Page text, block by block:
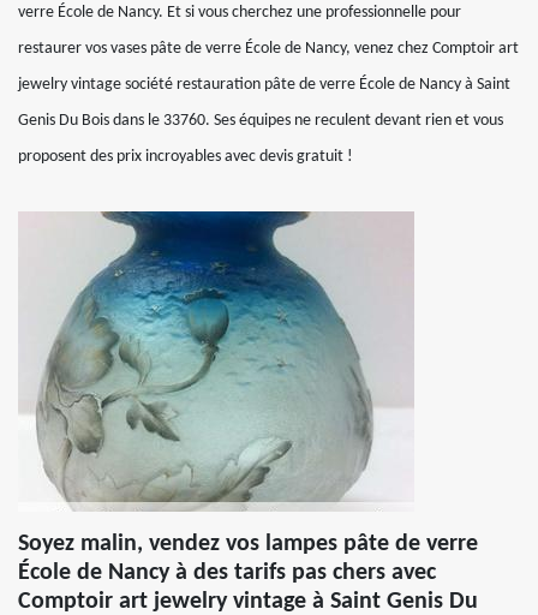
verre École de Nancy. Et si vous cherchez une professionnelle pour
restaurer vos vases pâte de verre École de Nancy, venez chez Comptoir art
jewelry vintage société restauration pâte de verre École de Nancy à Saint
Genis Du Bois dans le 33760. Ses équipes ne reculent devant rien et vous
proposent des prix incroyables avec devis gratuit !
Soyez malin, vendez vos lampes pâte de verre
École de Nancy à des tarifs pas chers avec
Comptoir art jewelry vintage à Saint Genis Du